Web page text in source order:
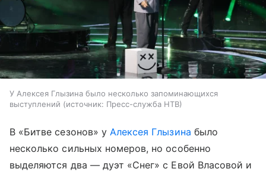
У Алексея Глызина было несколько запоминающихся
выступлений
источник: Пресс-служба НТВ
В «Битве сезонов» у Алексея Глызина было
несколько сильных номеров, но особенно
выделяются два — дуэт «Снег» с Евой Власовой и